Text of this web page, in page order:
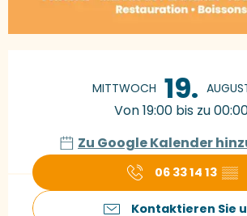
MITTWOCH 19.
Von 19:00 bis zu
Zu Google Kalender
06 33 14 13 ▒▒
Kontaktieren Sie